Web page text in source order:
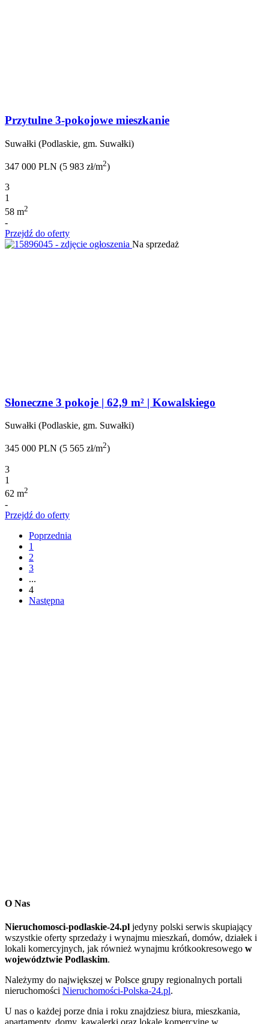
Przytulne 3-pokojowe mieszkanie
Suwałki (Podlaskie, gm. Suwałki)
347 000 PLN (5 983 zł/m2)
3
1
58 m2
-
Przejdź do oferty
Na sprzedaż
Słoneczne 3 pokoje | 62,9 m² | Kowalskiego
Suwałki (Podlaskie, gm. Suwałki)
345 000 PLN (5 565 zł/m2)
3
1
62 m2
-
Przejdź do oferty
Poprzednia
1
2
3
...
4
Następna
O Nas
Nieruchomosci-podlaskie-24.pl jedyny polski serwis skupiający
wszystkie oferty sprzedaży i wynajmu mieszkań, domów, działek i
lokali komercyjnych, jak również wynajmu krótkookresowego w
województwie Podlaskim.
Należymy do największej w Polsce grupy regionalnych portali
nieruchomości Nieruchomości-Polska-24.pl.
U nas o każdej porze dnia i roku znajdziesz biura, mieszkania,